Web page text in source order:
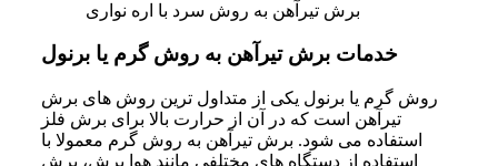
برش تیرآهن به روش سرد با اره نواری
خدمات برش تیرآهن به روش گرم یا برنول
روش گرم یا برنول یکی از متداول‌ ترین روش‌ های برش
تیرآهن است که در آن از حرارت بالا برای برش فلز
استفاده می‌ شود. برش تیرآهن به روش گرم معمولا با
استفاده از دستگاه‌ های مختلفی مانند هوا برش، برش